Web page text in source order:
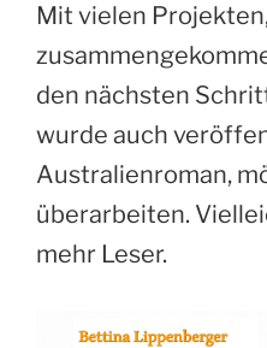
Mit vielen
den nächsten
wurde auch
Australienroman,
überarbeiten.
mehr Leser.